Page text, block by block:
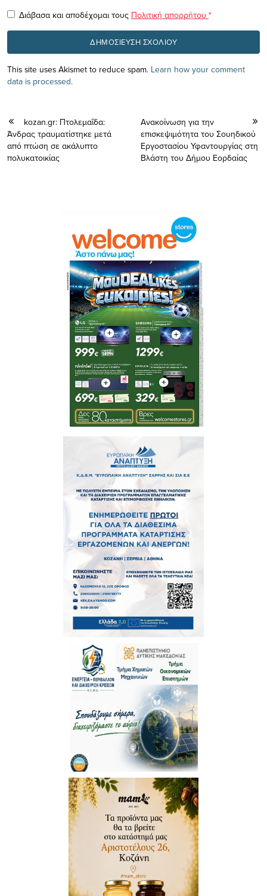
Διάβασα και αποδέχομαι τους Πολιτική απορρήτου *
This site uses Akismet to reduce spam. Learn how your comment
data is processed.
kozan.gr: Πτολεμαΐδα:
Άνδρας τραυματίστηκε μετά
από πτώση σε ακάλυπτο
πολυκατοικίας
Ανακοίνωση για την
επισκεψιμότητα του Σουηδικού
Εργοστασίου Υφαντουργίας στη
Βλάστη του Δήμου Εορδαίας